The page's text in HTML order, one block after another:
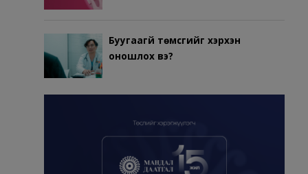
Буугаагүй төмсгийг хэрхэн
оношлох вэ?